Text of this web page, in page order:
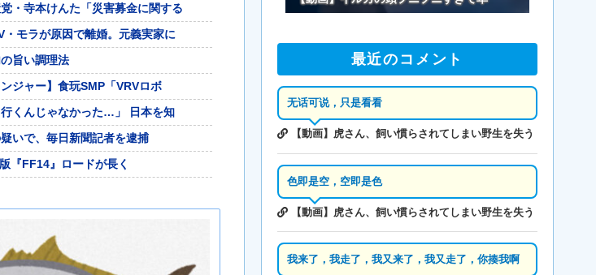
党・寺本けんた「災害募金に関する
・モラが原因で離婚。元義実家に
の旨い調理法
ンジャー】食玩SMP「VRVロボ
くんじゃなかった…」 日本を知
いで、毎日新聞記者を逮捕
『FF14』ロードが長く
を二度と使わせてはならない」→
ールミー)」のメンバーがBA
最近のコメント
无话可说，只是看看
【動画】虎さん、飼い慣らされてしまい野生を失う
色即是空，空即是色
【動画】虎さん、飼い慣らされてしまい野生を失う
我来了，我走了，我又来了，我又走了，你揍我啊